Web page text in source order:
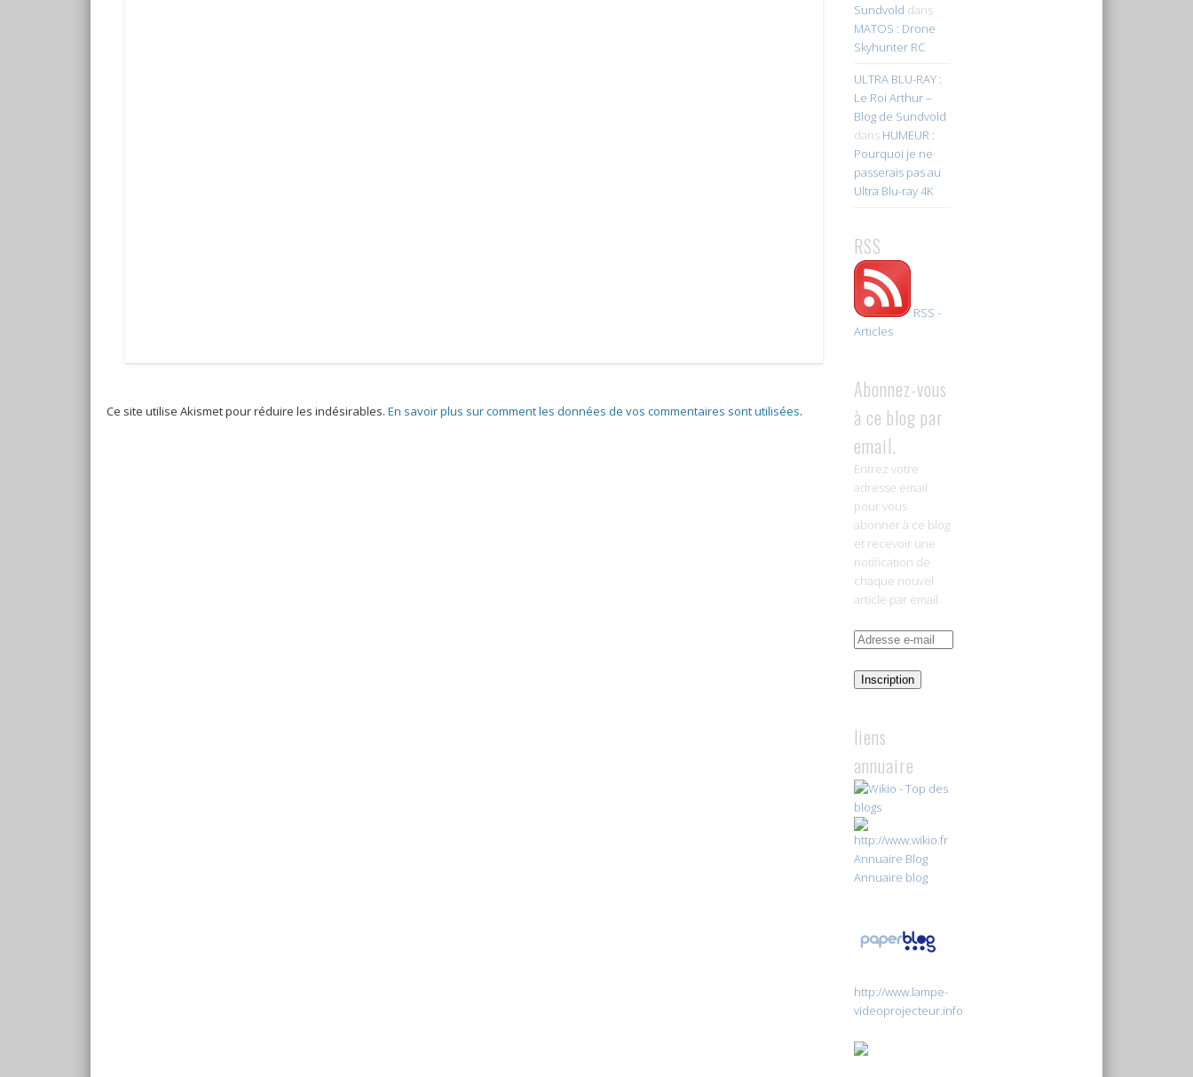
Ce site utilise Akismet pour réduire les indésirables.En savoir plus sur comment les données de vos commentaires sont utilisées.
Sundvold dans
MATOS : Drone
Skyhunter RC
ULTRA BLU-RAY :
Le Roi Arthur –
Blog de Sundvold
dans HUMEUR :
Pourquoi je ne
passerais pas au
Ultra Blu-ray 4K
RSS
RSS -
Articles
Abonnez-vous
à ce blog par
email.
Entrez votre
adresse email
pour vous
abonner à ce blog
et recevoir une
notification de
chaque nouvel
article par email.
Adresse
mailInscription
liens
annuaire
Annuaire Blog
Annuaire blog
http://www.lampe-
videoprojecteur.info